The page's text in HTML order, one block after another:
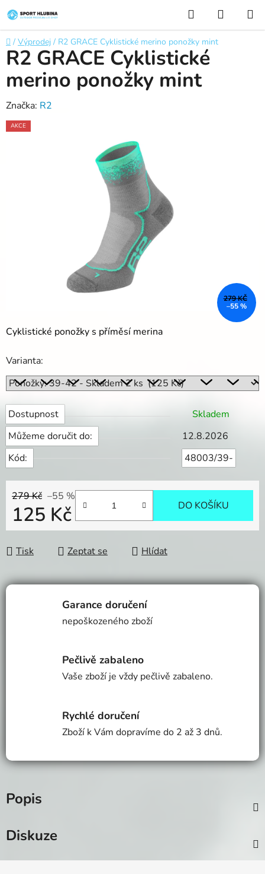
na
obsah
Hledat
KOŠÍK
Domů
/ Výprodej / R2 GRACE Cyklistické merino ponožky mint
Cyklistické ponožky s příměsí merina
Varianta:
Dostupnost
Skladem
Můžeme doručit do:
12.8.2026
Kód:
48003/39-
279 Kč –55 %
125 Kč
Měrná cena:
DO KOŠÍKU
Tisk Zeptat se Hlídat
R2 GRACE Cyklistické
merino ponožky mint
Značka: R2
AKCE
279 KČ
–55 %
Garance doručení
nepoškozeného zboží
Pečlivě zabaleno
Vaše zboží je vždy pečlivě zabaleno.
Rychlé doručení
Zboží k Vám dopravíme do 2 až 3 dnů.
Popis
Diskuze